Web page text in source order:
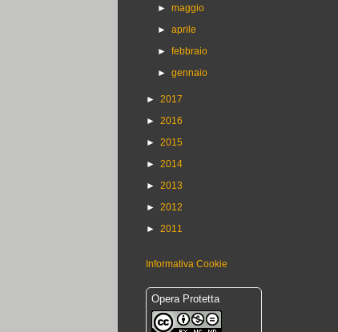
►maggio
►aprile
►febbraio
►gennaio
► 2017
► 2016
► 2015
► 2014
► 2013
► 2012
► 2011
Informativa Cookie
Opera Protetta